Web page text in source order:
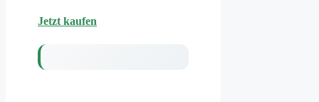
Jetzt kaufen